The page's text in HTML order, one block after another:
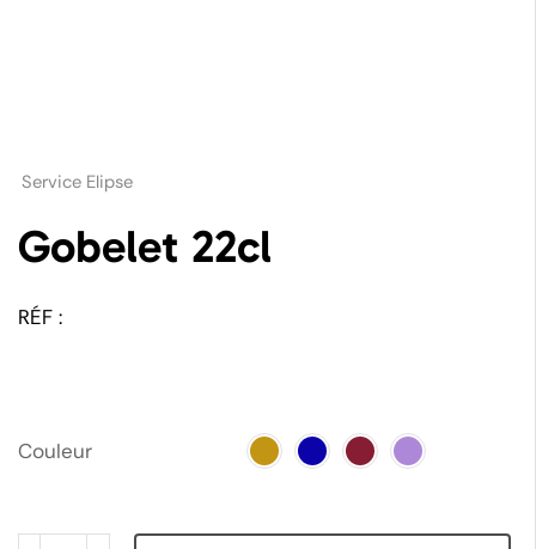
Service Elipse
Gobelet 22cl
RÉF :
Couleur